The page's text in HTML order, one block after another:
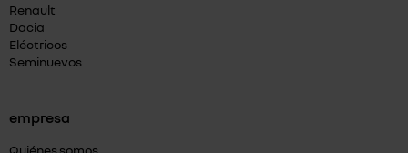
Renault
Dacia
Eléctricos
Seminuevos
empresa
Quiénes somos